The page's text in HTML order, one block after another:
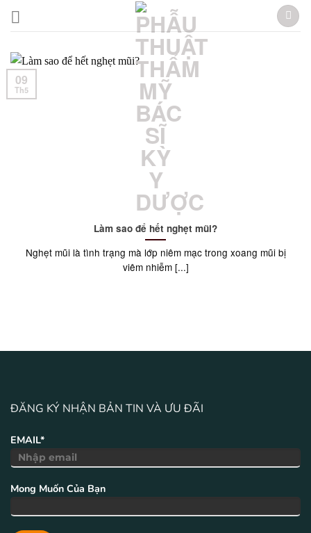
Skip
Làm sao để hết nghẹt mũi?
Nghẹt mũi là tình trạng mà lớp niêm mạc trong xoang mũi bị
viêm nhiễm [...]
09
Th5
ĐĂNG KÝ NHẬN BẢN TIN VÀ ƯU ĐÃI
EMAIL*
Mong Muốn Của Bạn